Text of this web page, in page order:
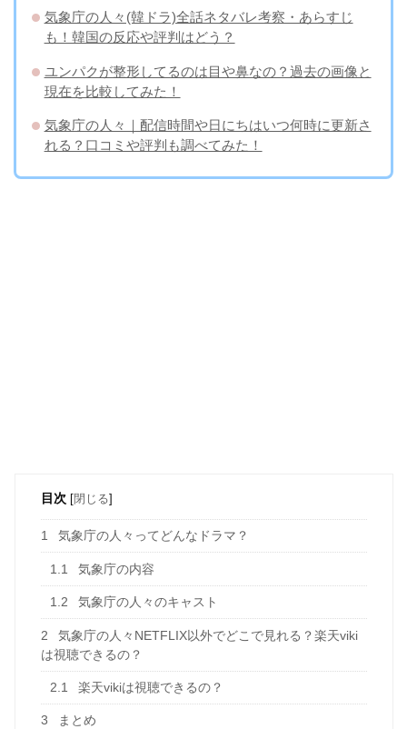
気象庁の人々(韓ドラ)全話ネタバレ考察・あらすじ
も！韓国の反応や評判はどう？
ユンパクが整形してるのは目や鼻なの？過去の画像と
現在を比較してみた！
気象庁の人々｜配信時間や日にちはいつ何時に更新さ
れる？口コミや評判も調べてみた！
目次 [閉じる]
1 気象庁の人々ってどんなドラマ？
1.1 気象庁の内容
1.2 気象庁の人々のキャスト
2
気象庁の人々NETFLIX以外でどこで見れる？楽天viki
は視聴できるの？
2.1 楽天vikiは視聴できるの？
3 まとめ